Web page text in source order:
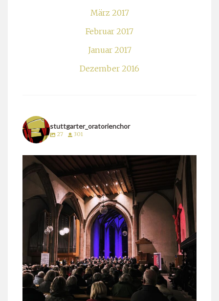
März 2017
Februar 2017
Januar 2017
Dezember 2016
stuttgarter_oratorienchor
27 301
stuttgarter_oratorienchor
März 24